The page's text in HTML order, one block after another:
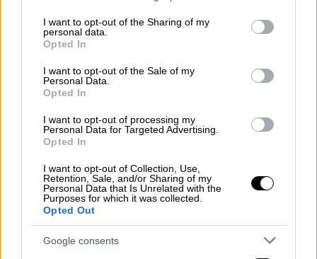
not limited to your visit or usage behaviour. You may click to
grant or deny consent to Google and its third-party tags to
use your data for below specified purposes in below Google
consent section.
I want to opt-out of the Sharing of my
personal data.
Opted In
I want to opt-out of the Sale of my
Personal Data.
Opted In
I want to opt-out of processing my
Personal Data for Targeted Advertising.
Opted In
I want to opt-out of Collection, Use,
Retention, Sale, and/or Sharing of my
Personal Data that Is Unrelated with the
Purposes for which it was collected.
Opted Out
Google consents
θυμίσει τους 74ους Αγώνες που τα άλλαξαν
όλα, λίγο πριν την κυκλοφορίας της ταινίας
The Hunger Games: Η μπαλάντα των
μεταφέρει πίσω στο χρόνο στους 10ους
Αγώνες Πείνας, και στην ιστορία του Σνόου,
ο οποίος εξελίχθηκε σε αυτό τον μοχθηρό
χαρακτήρα που γνωρίσαμε. Οι θεατές θα
έχουν την ευκαιρία ν' απολαύσουν
αποκλειστικά ένα bonus feature με
αποκλειστικές σκηνές της νέας ταινίας.